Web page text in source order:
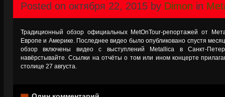
Posted on октября 22, 2015 by Dimon in
Традиционный обзор официальных MetOnTour-репортажей от
Европе и Америке. Последнее видео было опубликовано спустя
обзор включены видео с выступлений Metallica в Санкт-
навёрстывайте. Ссылки на отчёты о том или ином концерте
столице 27 августа.